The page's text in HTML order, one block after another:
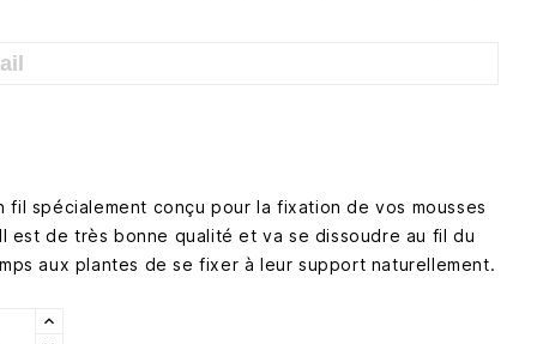
fil spécialement conçu pour la fixation de vos mousses
est de très bonne qualité et va se dissoudre au fil du
aux plantes de se fixer à leur support naturellement.